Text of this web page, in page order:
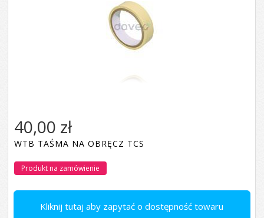
Kliknij tutaj aby zapytać o dostępność towaru
40,00 zł
WTB TAŚMA NA OBRĘCZ TCS
Produkt na zamówienie